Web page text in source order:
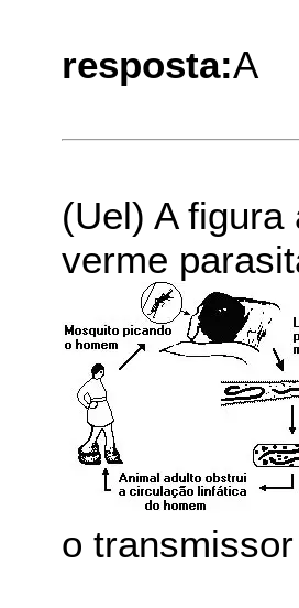
resposta:A
(Uel) A
verme
o